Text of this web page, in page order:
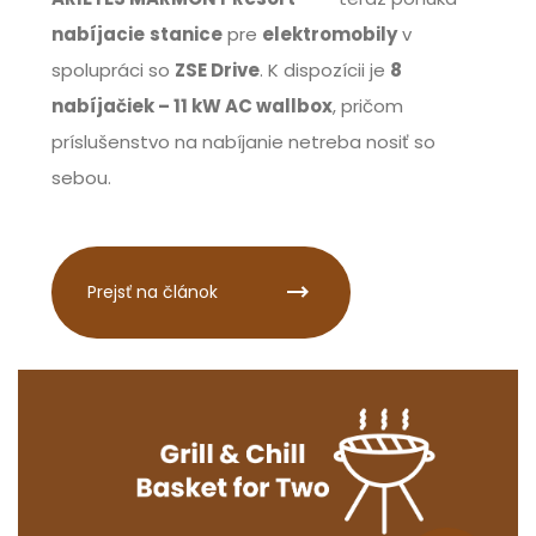
nabíjacie stanicepre elektromobilyv
spolupráci so ZSE Drive. K dispozícii je 8
nabíjačiek – 11 kW AC wallbox, pričom
príslušenstvo na nabíjanie netreba nosiť so
sebou.
Prejsť na článok